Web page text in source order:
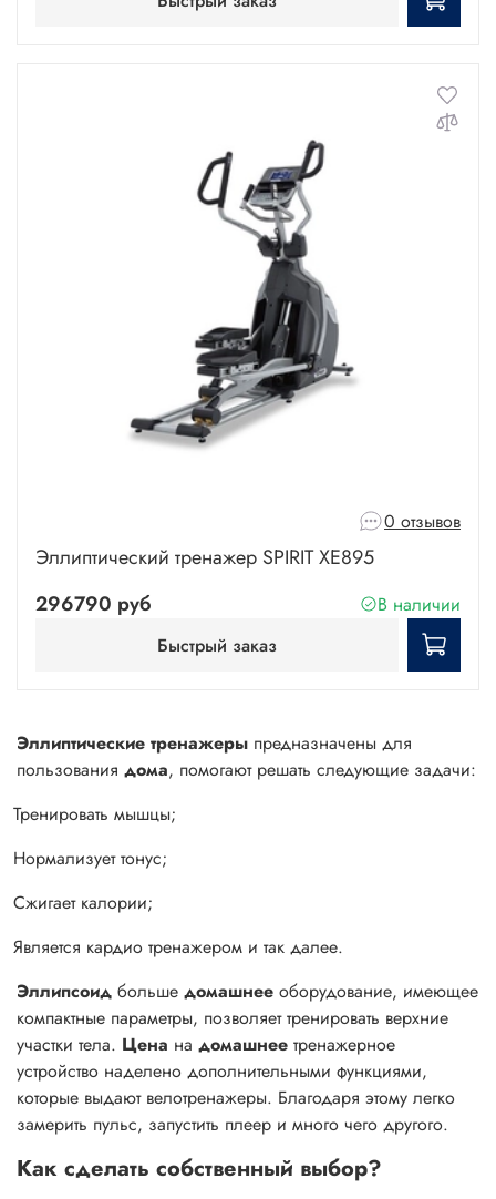
0 отзывов
Эллиптический тренажер SPIRIT XE895
296790 руб
В наличии
Быстрый заказ
Эллиптические тренажеры предназначены для
пользования дома, помогают решать следующие задачи:
Тренировать мышцы;
Нормализует тонус;
Сжигает калории;
Является кардио тренажером и так далее.
Эллипсоид больше домашнее оборудование, имеющее
компактные параметры, позволяет тренировать верхние
участки тела. Цена на домашнее тренажерное
устройство наделено дополнительными функциями,
которые выдают велотренажеры. Благодаря этому легко
замерить пульс, запустить плеер и много чего другого.
Как сделать собственный выбор?